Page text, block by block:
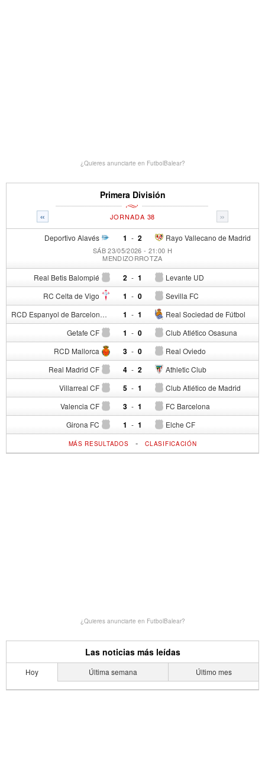
¿Quieres anunciarte en FutbolBalear?
Primera División
« »
JORNADA 38
Deportivo Alavés 1 - Rayo Vallecano de Madrid
2
SÁB 23/05/2026 - 21:00 H
MENDIZORROTZA
Real Betis Balompié 2 - Levante UD
1
RC Celta de Vigo 1 - Sevilla FC
0
RCD Espanyol de Barcelona 1 - Real Sociedad de Fútbol
1
Getafe CF 1 - Club Atlético Osasuna
0
RCD Mallorca 3 - Real Oviedo
0
Real Madrid CF 4 - Athletic Club
2
Villarreal CF 5 - Club Atlético de Madrid
1
Valencia CF 3 - FC Barcelona
1
Girona FC 1 - Elche CF
1
MÁS RESULTADOS -CLASIFICACIÓN
¿Quieres anunciarte en FutbolBalear?
Las noticias más leídas
Hoy Última semana Último mes